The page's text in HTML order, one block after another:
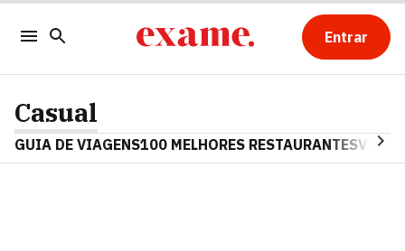
Entrar
Casual
GUIA DE VIAGENS100 MELHORES RESTAURANTES